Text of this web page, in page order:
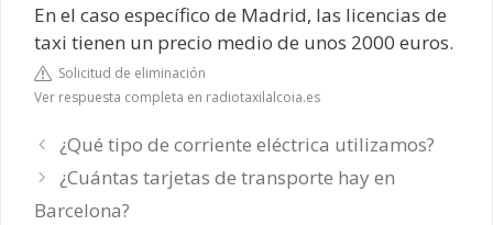
En el caso específico de Madrid, las licencias de
taxi tienen un precio medio de unos 2000 euros.
Solicitud de eliminación
Ver respuesta completa en radiotaxilalcoia.es
¿Qué tipo de corriente eléctrica utilizamos?
¿Cuántas tarjetas de transporte hay en
Barcelona?